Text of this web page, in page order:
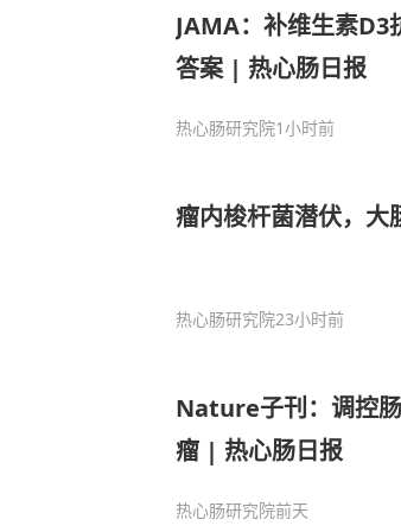
JAMA：补维生素D3
答案 | 热心肠日报
热心肠研究院1小时前
瘤内梭杆菌潜伏，
热心肠研究院23小时前
Nature子刊：调控
瘤 | 热心肠日报
热心肠研究院前天